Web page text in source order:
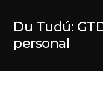
Du Tudú:
personal